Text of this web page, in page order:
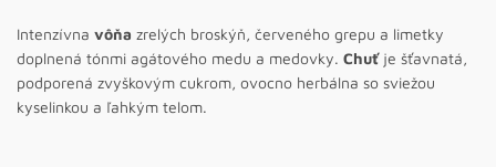
Intenzívna vôňa zrelých broskýň, červeného grepu a limetky
doplnená tónmi agátového medu a medovky. Chuťje šťavnatá,
podporená zvyškovým cukrom, ovocno herbálna so sviežou
kyselinkou a ľahkým telom.